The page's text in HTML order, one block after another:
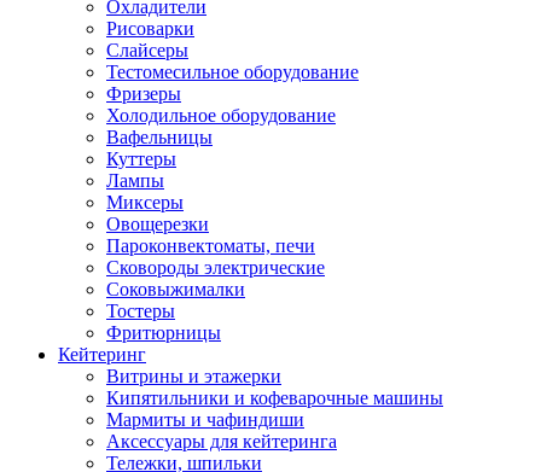
Охладители
Рисоварки
Слайсеры
Тестомесильное оборудование
Фризеры
Холодильное оборудование
Вафельницы
Куттеры
Лампы
Миксеры
Овощерезки
Пароконвектоматы, печи
Сковороды электрические
Соковыжималки
Тостеры
Фритюрницы
Кейтеринг
Витрины и этажерки
Кипятильники и кофеварочные машины
Мармиты и чафиндиши
Аксессуары для кейтеринга
Тележки, шпильки